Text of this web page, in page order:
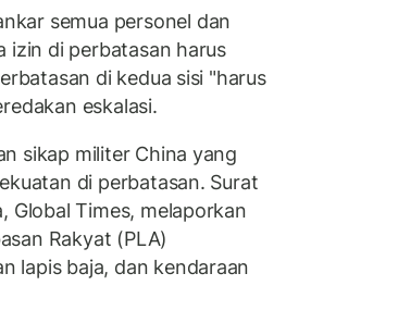
semua personel dan
izin di perbatasan harus
di kedua sisi "harus
eskalasi.
sikap militer China yang
di perbatasan. Surat
Global Times, melaporkan
Rakyat (PLA)
lapis baja, dan kendaraan